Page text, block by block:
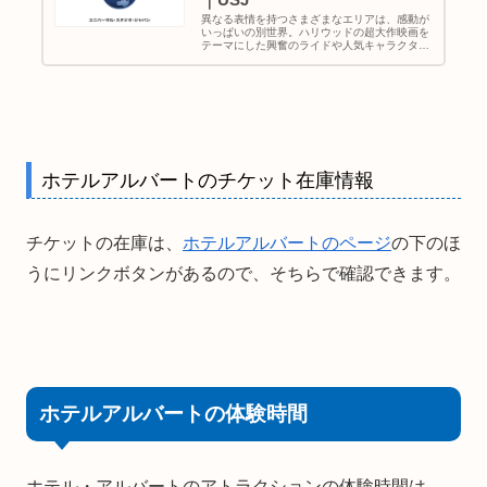
異なる表情を持つさまざまなエリアは、感動が
いっぱいの別世界。ハリウッドの超大作映画を
テーマにした興奮のライドや人気キャラクター
ホテルアルバートのチケット在庫情報
チケットの在庫は、 ホテルアルバートのページの下のほ
うにリンクボタンがあるので、そちらで確認できます。
ホテルアルバートの体験時間